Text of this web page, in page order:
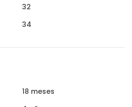
32
34
18 meses